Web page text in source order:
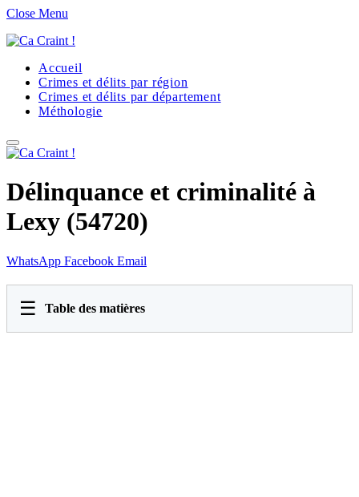
Close Menu
Accueil
Crimes et délits par région
Crimes et délits par département
Méthologie
Délinquance et criminalité à
Lexy (54720)
WhatsApp Facebook Email
☰ Table des matières